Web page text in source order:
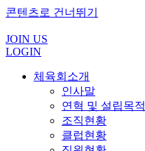
콘텐츠로 건너뛰기
JOIN US
LOGIN
체육회소개
인사말
연혁 및 설립목적
조직현황
클럽현황